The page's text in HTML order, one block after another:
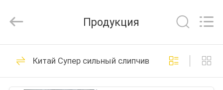
ДОМ
ПРОДУКТЫ
TECHNOLOGY
CO,LTD.
Reserved.
Склеивающая
39
Продукция
Китай Супер сильный слипчивый материал